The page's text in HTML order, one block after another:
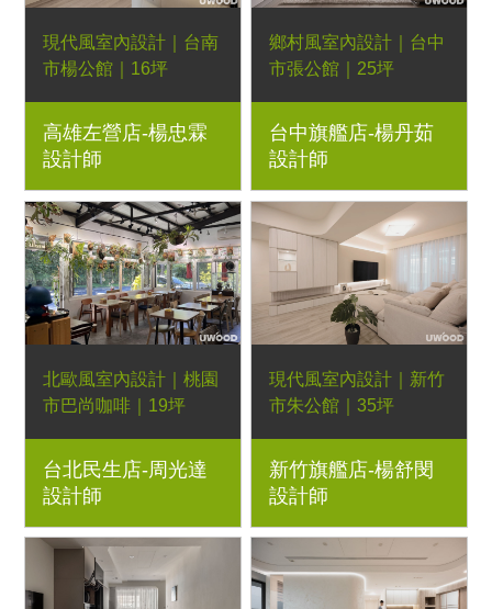
現代風室內設計｜台南
市楊公館｜16坪
2房1廳｜優渥系統櫃、
雲彩藝術漆、LED燈
帶、圓弧櫃
高雄左營店-楊忠霖
設計師
鄉村風室內設計｜台中
市張公館｜25坪
3房2廳｜優渥系統櫃、
烤漆美式線板牆、石英
石中島、木作線板、
LED燈帶
台中旗艦店-楊丹茹
設計師
北歐風室內設計｜桃園
市巴尚咖啡｜19坪
1房2廳｜優渥系統櫃、
Orderfloor超耐磨木地
板、Poti波緹三人座沙
柚木色恬靜大茶几、經
典多功能邊几、胡桃木
色王子高腳椅、小王子
台北民生店-周光達
設計師
現代風室內設計｜新竹
市朱公館｜35坪
3房2廳｜優渥系統櫃、
燈條、吊燈
新竹旗艦店-楊舒閔
設計師